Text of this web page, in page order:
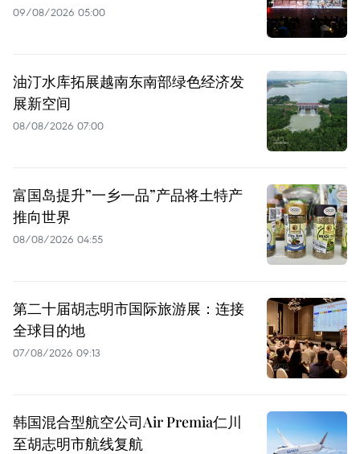
09/08/2026 05:00
油汀水库拓展越南东南部绿色经济发
展新空间
08/08/2026 07:00
富国岛提升”一乡一品”产品将土特产
推向世界
08/08/2026 04:55
第二十届胡志明市国际旅游展：连接
全球目的地
07/08/2026 09:13
韩国混合型航空公司Air Premia仁川
至胡志明市航线复航